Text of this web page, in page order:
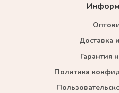
Доставка
Гарантия
Политика